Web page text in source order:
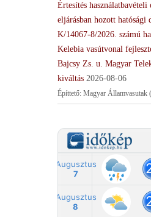
Értesítés használatbavételi
eljárásban hozott hatósági
K/14067-8/2026. számú
Kelebia vasútvonal
Bajcsy Zs. u. Magyar
kiváltás 2026-08-06
Építtető: Magyar